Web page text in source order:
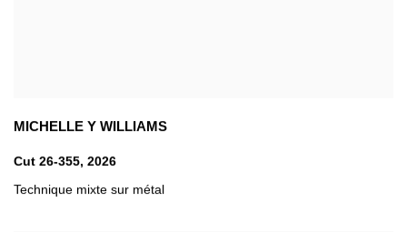
MICHELLE Y WILLIAMS
Cut 26-355, 2026
Technique mixte sur métal